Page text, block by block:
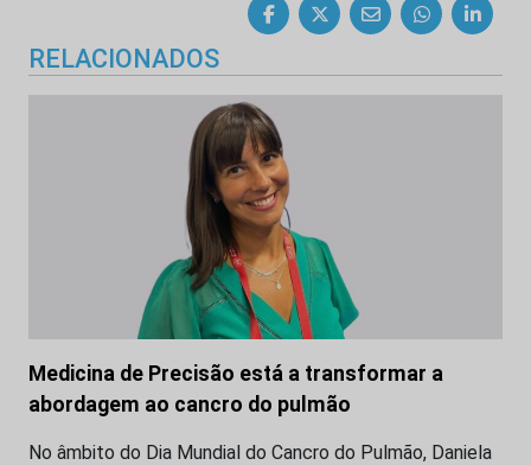
RELACIONADOS
Medicina de Precisão está a transformar a
abordagem ao cancro do pulmão
No âmbito do Dia Mundial do Cancro do Pulmão, Daniela